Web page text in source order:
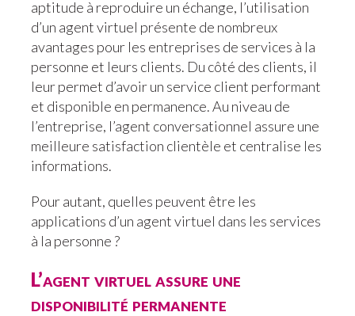
aptitude à reproduire un échange, l’utilisation
d’un agent virtuel présente de nombreux
avantages pour les entreprises de services à la
personne et leurs clients. Du côté des clients, il
leur permet d’avoir un service client performant
et disponible en permanence. Au niveau de
l’entreprise, l’agent conversationnel assure une
meilleure satisfaction clientèle et centralise les
informations.
Pour autant, quelles peuvent être les
applications d’un agent virtuel dans les services
à la personne ?
L’agent virtuel assure une
disponibilité permanente